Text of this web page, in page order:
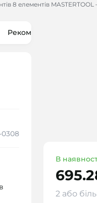
8 елементів MASTERTOOL
Рекомендуємо
В
2 або